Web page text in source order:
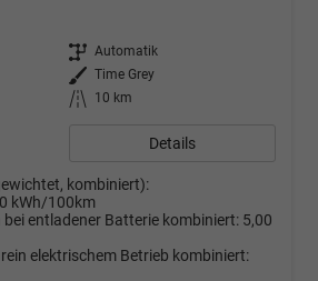
Getriebe Automatik
Außenfarbe Time Grey
Kilometerstand 10 km
Details
kombiniert):
kWh/100km
entladener Batterie kombiniert: 5,00
elektrischem Betrieb kombiniert: